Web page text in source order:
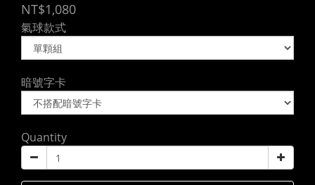
NT$1,080
氣球款式
暗號字卡
Quantity